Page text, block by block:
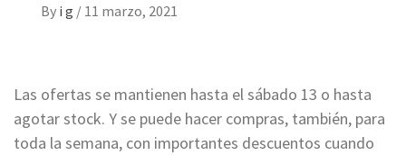
By i g / 11 marzo, 2021
Las ofertas se mantienen hasta el sábado 13 o hasta
agotar stock. Y se puede hacer compras, también, para
toda la semana, con importantes descuentos cuando